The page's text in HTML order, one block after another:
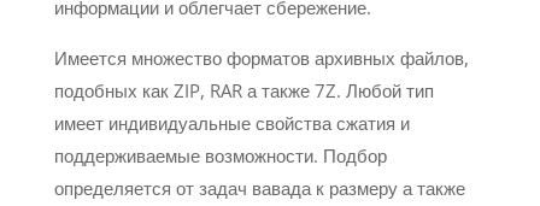
информации и облегчает сбережение.
Имеется множество форматов архивных файлов,
подобных как ZIP, RAR а также 7Z. Любой тип
имеет индивидуальные свойства сжатия и
поддерживаемые возможности. Подбор
определяется от задач вавада к размеру а также